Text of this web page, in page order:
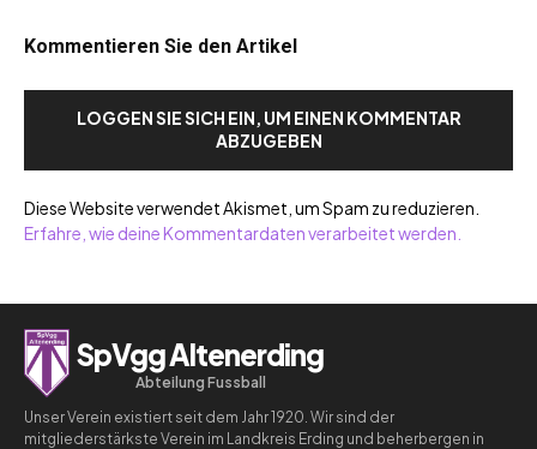
Kommentieren Sie den Artikel
LOGGEN SIE SICH EIN, UM EINEN KOMMENTAR
ABZUGEBEN
Diese Website verwendet Akismet, um Spam zu reduzieren.
Erfahre, wie deine Kommentardaten verarbeitet werden.
SpVgg Altenerding
Abteilung Fussball
Unser Verein existiert seit dem Jahr 1920. Wir sind der
mitgliederstärkste Verein im Landkreis Erding und beherbergen in